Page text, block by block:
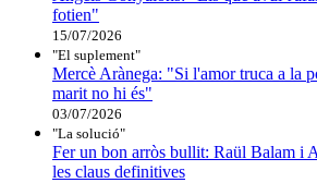
fotien"
15/07/2026
"El suplement"
Mercè Arànega: "Si l'amor truca a la
marit no hi és"
03/07/2026
"La solució"
Fer un bon arròs bullit: Raül Balam i
les claus definitives